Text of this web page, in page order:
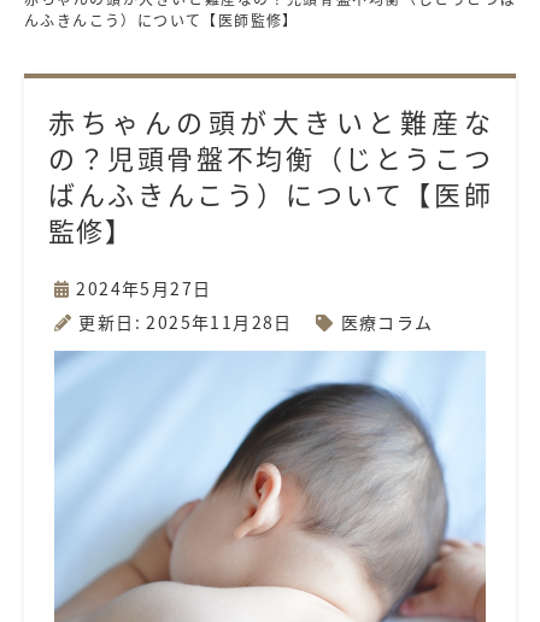
んふきんこう）について【医師監修】
赤ちゃんの頭が大きいと難産な
の？児頭骨盤不均衡（じとうこつ
ばんふきんこう）について【医師
監修】
2024年5月27日
更新日: 2025年11月28日
医療コラム